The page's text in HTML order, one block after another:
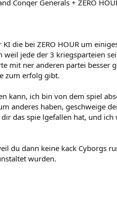
Conqer Generals + ZERO
die bei ZERO HOUR um
weil jede der 3 kriegsparteien
mit ner anderen partei besser
zum erfolg gibt.
kann, ich bin von dem spiel
anderes haben, geschweige
das spie lgefallen hat, und ich
du dann keine kack Cyborgs
wurden.